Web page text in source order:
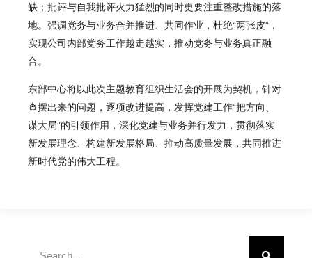
缺；批评与自我批评火力猛烈的同时更要注重整改措施的落
地。强调党务与业务合并推进、共同作业，杜绝“两张皮”，
实现公司内部党务工作越走越实，推动党务与业务真正融
合。
东部中心将以此次主题教育组织生活会的开展为契机，针对
查摆出来的问题，逐项改进提高，发挥党建工作“把方向、
谋大局”的引领作用，深化党建与业务并行发力，贯彻落实
新发展理念、构建新发展格局、推动高质量发展，共同推进
新时代党的伟大工程。